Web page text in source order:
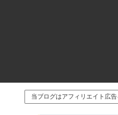
当ブログはアフィリエイト広